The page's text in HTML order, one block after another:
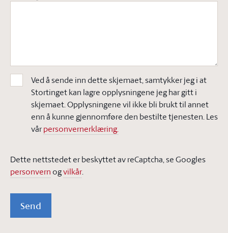
Ved å sende inn dette skjemaet, samtykker jeg i at
Stortinget kan lagre opplysningene jeg har gitt i
skjemaet. Opplysningene vil ikke bli brukt til annet
enn å kunne gjennomføre den bestilte tjenesten. Les
vårpersonvernerklæring.
Dette nettstedet er beskyttet av reCaptcha, se Googles
personvern ogvilkår.
Send